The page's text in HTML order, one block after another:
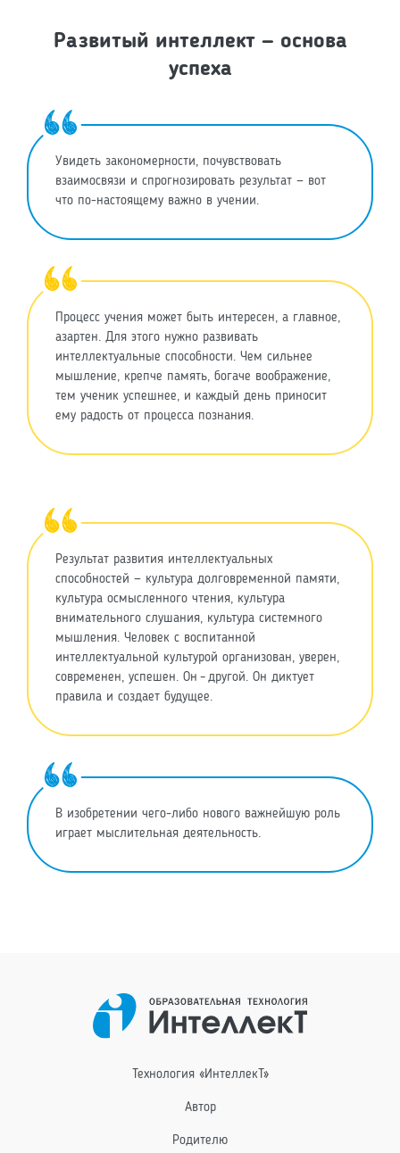
Развитый интеллект — основа
успеха
Увидеть закономерности, почувствовать
взаимосвязи и cпрогнозировать результат — вот
что по-настоящему важно в учении.
Процесс учения может быть интересен, а главное,
азартен. Для этого нужно развивать
интеллектуальные способности. Чем сильнее
мышление, крепче память, богаче воображение,
тем ученик успешнее, и каждый день приносит
ему радость от процесса познания.
Результат развития интеллектуальных
способностей — культура долговременной памяти,
культура осмысленного чтения, культура
внимательного слушания, культура системного
мышления. Человек с воспитанной
интеллектуальной культурой организован, уверен,
современен, успешен. Он – другой. Он диктует
правила и создает будущее.
В изобретении чего-либо нового важнейшую роль
играет мыслительная деятельность.
Технология «ИнтеллекТ»
Автор
Родителю